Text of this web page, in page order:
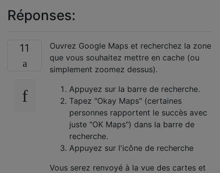
Réponses:
11
Ouvrez Google Maps et recherchez la zone
que vous souhaitez mettre en cache (ou
simplement zoomez dessus).
Appuyez sur la barre de recherche.
Tapez "Okay Maps" (certaines
personnes rapportent le succès avec
juste "OK Maps") dans la barre de
recherche.
Appuyez sur l'icône de recherche
Vous serez renvoyé à la vue des cartes et